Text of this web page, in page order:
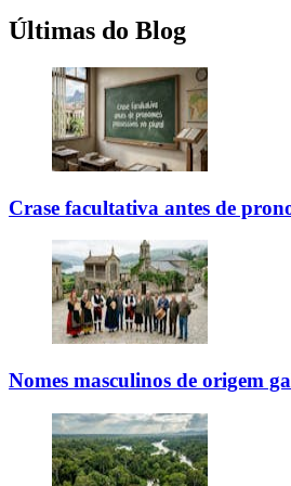
Últimas do Blog
Crase facultativa antes de
Nomes masculinos de origem